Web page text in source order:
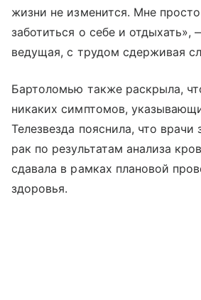
жизни не изменится. Мне
заботиться о себе и отдыхать»,
ведущая, с трудом сдерживая
Бартоломью также раскрыла,
никаких симптомов,
Телезвезда пояснила, что врачи
рак по результатам анализа
сдавала в рамках плановой
здоровья.